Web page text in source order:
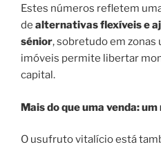
Estes números refletem
de alternativas flexíveis e
sénior, sobretudo em zonas
imóveis permite libertar
capital.
Mais do que uma venda:
O usufruto vitalício está